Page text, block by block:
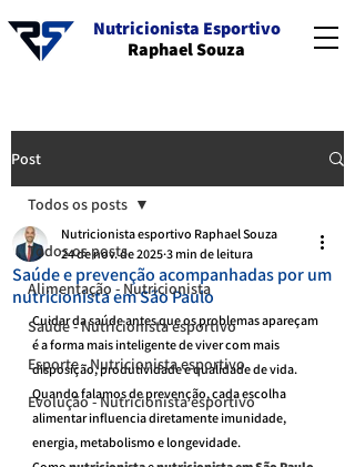
Nutricionista Esportivo
Raphael Souza
Post
Todos os posts
Alimentação - Nutricionista
Saúde - Nutricionista esportivo
Esporte - Nutricionista esportivo
Evolução - Nutricionista esportivo
Todos os posts
Saúde e prevenção acompanhadas por um
nutricionista em São Paulo
Nutricionista esportivo Raphael Souza
24 de nov. de 2025 3 min de leitura
Cuidar da saúde antes que os problemas apareçam
é a forma mais inteligente de viver com mais
disposição, produtividade e qualidade de vida.
Quando falamos de prevenção, cada escolha
alimentar influencia diretamente imunidade,
energia, metabolismo e longevidade.